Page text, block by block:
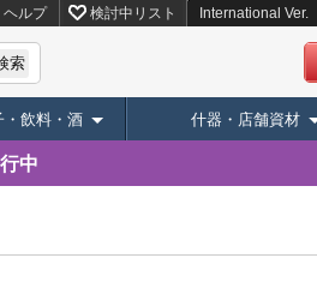
ヘルプ 検討中リスト International Ver.
索
・飲料・酒 什器・店舗資材
中